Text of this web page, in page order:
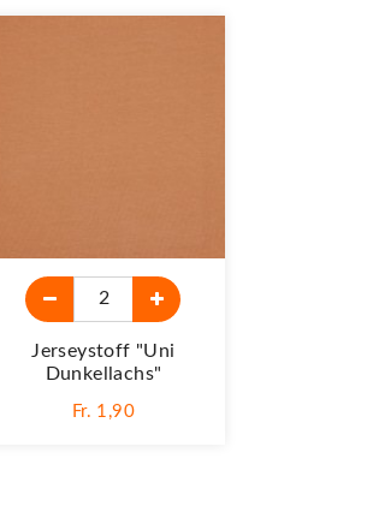
Jerseystoff "Uni
Dunkellachs"
Fr. 1,90